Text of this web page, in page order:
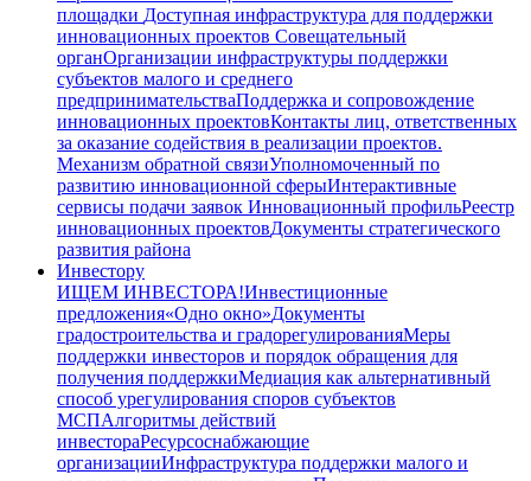
площадки Доступная инфраструктура для поддержки
инновационных проектов Совещательный
органОрганизации инфраструктуры поддержки
субъектов малого и среднего
предпринимательстваПоддержка и сопровождение
инновационных проектовКонтакты лиц, ответственных
за оказание содействия в реализации проектов.
Механизм обратной связиУполномоченный по
развитию инновационной сферыИнтерактивные
сервисы подачи заявок Инновационный профильРеестр
инновационных проектовДокументы стратегического
развития района
Инвестору
ИЩЕМ ИНВЕСТОРА!Инвестиционные
предложения«Одно окно»Документы
градостроительства и градорегулированияМеры
поддержки инвесторов и порядок обращения для
получения поддержкиМедиация как альтернативный
способ урегулирования споров субъектов
МСПАлгоритмы действий
инвестораРесурсоснабжающие
организацииИнфраструктура поддержки малого и